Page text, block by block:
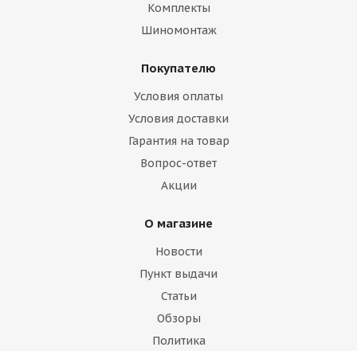
Комплекты
Шиномонтаж
Покупателю
Условия оплаты
Условия доставки
Гарантия на товар
Вопрос-ответ
Акции
О магазине
Новости
Пункт выдачи
Статьи
Обзоры
Политика